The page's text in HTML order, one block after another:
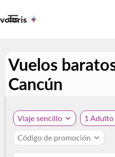

Vuelos
Cancún
Viaje sencillo expand_more 1 Adulto
Código de promoción expand_more